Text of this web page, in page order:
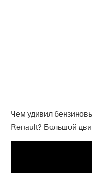
Чем удивил
Renault? Большой